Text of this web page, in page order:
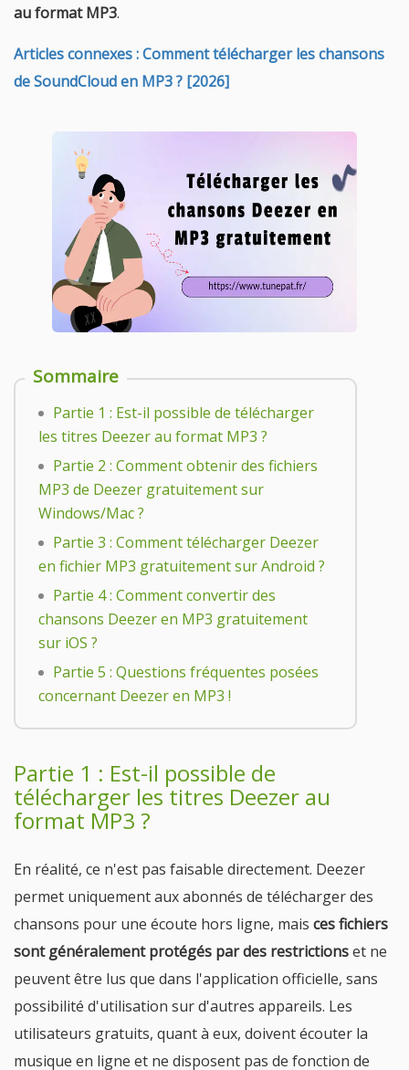
au format MP3.
Articles connexes : Comment télécharger les chansons
de SoundCloud en MP3 ? [2026]
Sommaire
Partie 1 : Est-il possible de télécharger
les titres Deezer au format MP3 ?
Partie 2 : Comment obtenir des fichiers
MP3 de Deezer gratuitement sur
Windows/Mac ?
Partie 3 : Comment télécharger Deezer
en fichier MP3 gratuitement sur Android ?
Partie 4 : Comment convertir des
chansons Deezer en MP3 gratuitement
sur iOS ?
Partie 5 : Questions fréquentes posées
concernant Deezer en MP3 !
Partie 1 : Est-il possible de
télécharger les titres Deezer au
format MP3 ?
En réalité, ce n'est pas faisable directement. Deezer
permet uniquement aux abonnés de télécharger des
chansons pour une écoute hors ligne, mais ces fichiers
sont généralement protégés par des restrictionset ne
peuvent être lus que dans l'application officielle, sans
possibilité d'utilisation sur d'autres appareils. Les
utilisateurs gratuits, quant à eux, doivent écouter la
musique en ligne et ne disposent pas de fonction de